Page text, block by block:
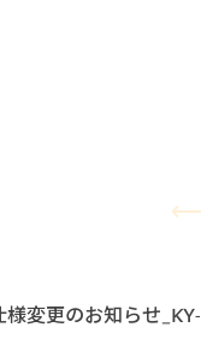
様変更のお知らせ_KY-